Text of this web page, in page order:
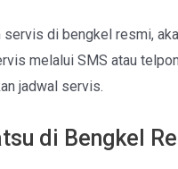
servis di bengkel resmi,
melalui SMS atau
jadwal servis.
di Bengkel